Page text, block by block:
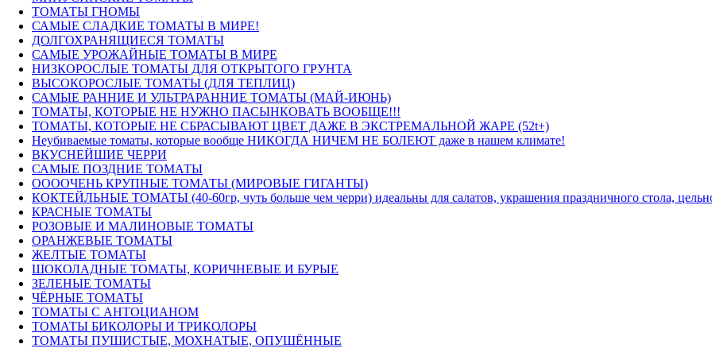
ТОМАТЫ ГНОМЫ
САМЫЕ СЛАДКИЕ ТОМАТЫ В МИРЕ!
ДОЛГОХРАНЯЩИЕСЯ ТОМАТЫ
САМЫЕ УРОЖАЙНЫЕ ТОМАТЫ В МИРЕ
НИЗКОРОСЛЫЕ ТОМАТЫ ДЛЯ ОТКРЫТОГО ГРУНТА
ВЫСОКОРОСЛЫЕ ТОМАТЫ (ДЛЯ ТЕПЛИЦ)
САМЫЕ РАННИЕ И УЛЬТРАРАННИЕ ТОМАТЫ (МАЙ-ИЮНЬ)
ТОМАТЫ, КОТОРЫЕ НЕ НУЖНО ПАСЫНКОВАТЬ ВООБЩЕ!!!
ТОМАТЫ, КОТОРЫЕ НЕ СБРАСЫВАЮТ ЦВЕТ ДАЖЕ В ЭКСТРЕМАЛЬНОЙ ЖАРЕ (52t+)
Неубиваемые томаты, которые вообще НИКОГДА НИЧЕМ НЕ БОЛЕЮТ даже в нашем климате!
ВКУСНЕЙШИЕ ЧЕРРИ
САМЫЕ ПОЗДНИЕ ТОМАТЫ
ООООЧЕНЬ КРУПНЫЕ ТОМАТЫ (МИРОВЫЕ ГИГАНТЫ)
КОКТЕЙЛЬНЫЕ ТОМАТЫ (40-60гр, чуть больше чем черри) идеальны для салатов, украшения праздничного стола,
КРАСНЫЕ ТОМАТЫ
РОЗОВЫЕ И МАЛИНОВЫЕ ТОМАТЫ
ОРАНЖЕВЫЕ ТОМАТЫ
ЖЕЛТЫЕ ТОМАТЫ
ШОКОЛАДНЫЕ ТОМАТЫ, КОРИЧНЕВЫЕ И БУРЫЕ
ЗЕЛЕНЫЕ ТОМАТЫ
ЧЁРНЫЕ ТОМАТЫ
ТОМАТЫ С АНТОЦИАНОМ
ТОМАТЫ БИКОЛОРЫ И ТРИКОЛОРЫ
ТОМАТЫ ПУШИСТЫЕ, МОХНАТЫЕ, ОПУШЁННЫЕ